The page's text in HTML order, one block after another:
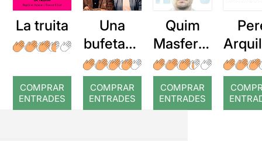
La truita
COMPRAR
ENTRADES
Una
bufetada
a temps
COMPRAR
ENTRADES
Quim
Masferre
r: Temps
COMPRAR
ENTRADES
: